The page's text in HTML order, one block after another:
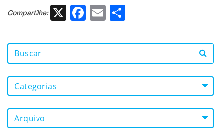
Compartilhe: X Facebook
Email
Categorias
Arquivo